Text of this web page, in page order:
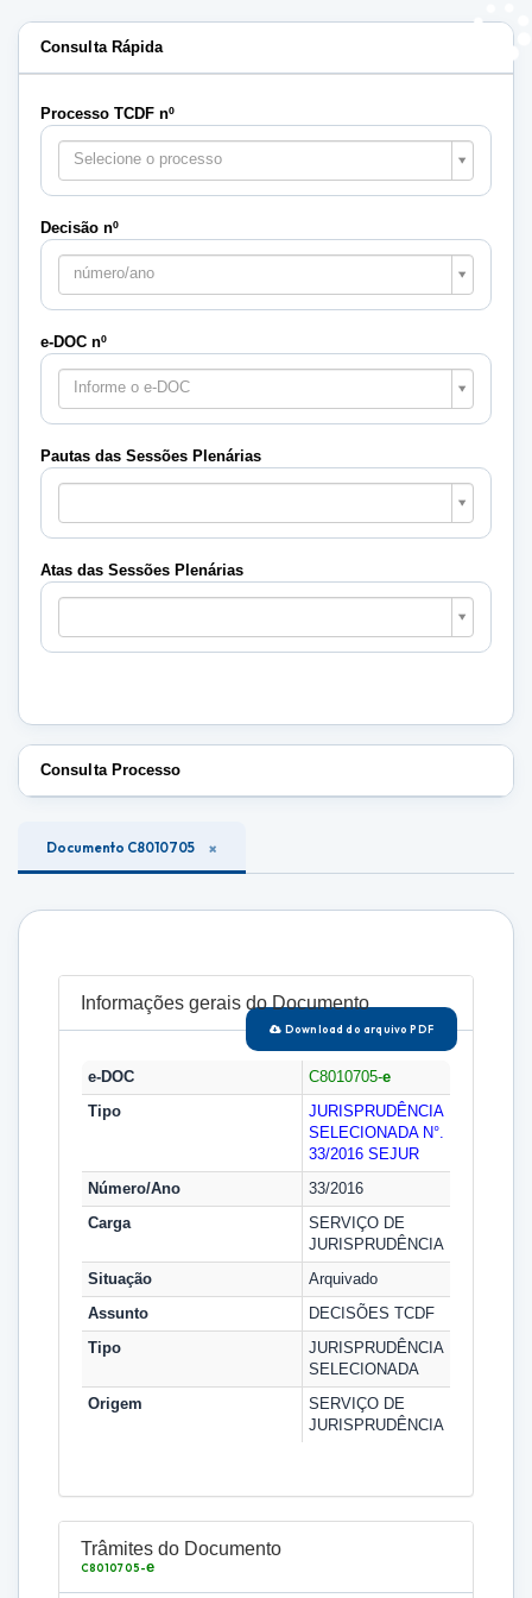
Consulta Rápida
Processo TCDF nº
Selecione o processo
Decisão nº
número/ano
e-DOC nº
Informe o e-DOC
Pautas das Sessões Plenárias
Pautas
Sessões
Plenárias
Atas das Sessões Plenárias
Atas
Sessões
Plenárias
Consulta Processo
Documento C8010705
Informações gerais do Documento
Download do arquivo PDF
e-DOC C8010705-e
Tipo
JURISPRUDÊNCIA
SELECIONADA N°.
33/2016 SEJUR
Número/Ano
33/2016
Carga
SERVIÇO DE
JURISPRUDÊNCIA
Situação
Arquivado
Assunto
DECISÕES TCDF
Tipo
JURISPRUDÊNCIA
SELECIONADA
Origem
SERVIÇO DE
JURISPRUDÊNCIA
Trâmites do Documento
C8010705-e